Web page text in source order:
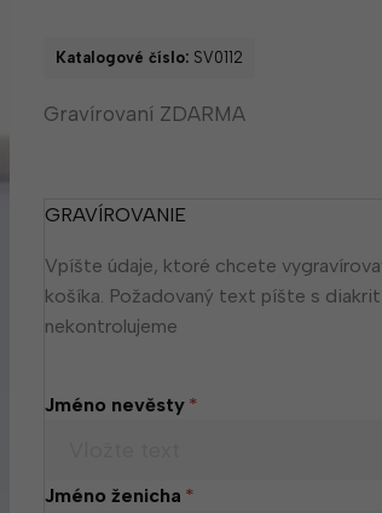
Katalogové číslo: SV0112
Gravírovaní ZDARMA
GRAVÍROVANIE
Vpíšte údaje, ktoré chcete
košíka. Požadovaný text píšte s
nekontrolujeme
Jméno nevěsty *
Jméno ženicha *